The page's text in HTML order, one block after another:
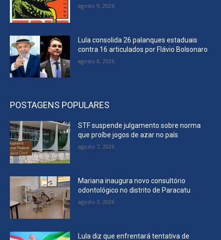
agosto 9, 2026
Lula consolida 26 palanques estaduais
contra 16 articulados por Flávio Bolsonaro
agosto 8, 2026
POSTAGENS POPULARES
STF suspende julgamento sobre norma
que proíbe jogos de azar no país
agosto 7, 2026
Mariana inaugura novo consultório
odontológico no distrito de Paracatu
agosto 3, 2026
Lula diz que enfrentará tentativa de